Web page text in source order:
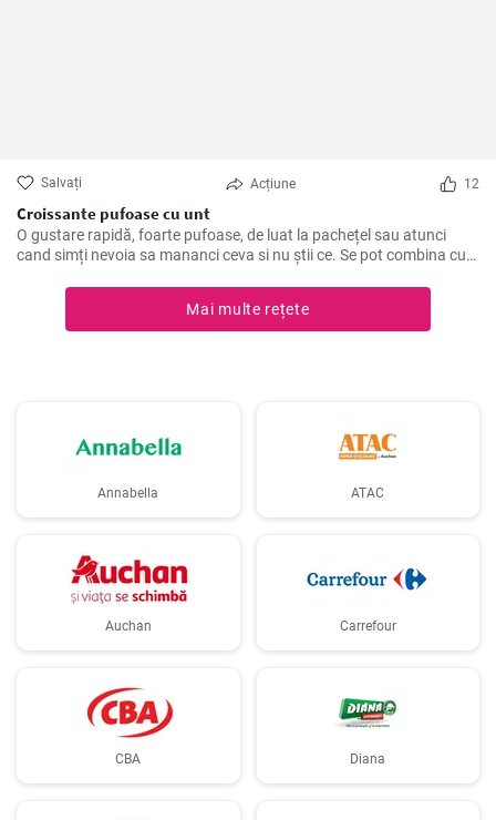
Salvați Acțiune 12
Croissante pufoase cu unt
O gustare rapidă, foarte pufoase, de luat la pachețel sau atunci
cand simți nevoia sa mananci ceva si nu știi ce. Se pot combina cu
fiecăruia.
Mai multe rețete
Annabella ATAC
Auchan Carrefour
CBA Diana